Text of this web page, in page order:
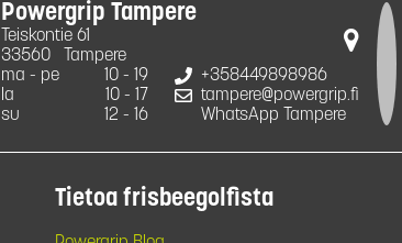
Powergrip Tampere
Teiskontie 61
33560
Tampere
ma - pe
10 - 19
la
10 - 17
su
12 - 16
+358449898986
tampere@powergrip.fi
WhatsApp Tampere
Tietoa frisbeegolfista